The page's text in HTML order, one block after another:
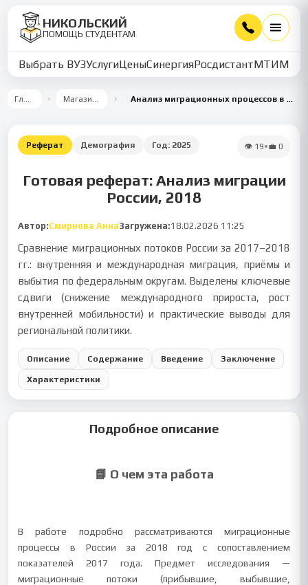
НИКОЛЬСКИЙ
ПОМОЩЬ СТУДЕНТАМ
Выбрать ВУЗУслугиЦеныСинергияРосдистантМТИММУ
Главная Магазин работ Анализ миграционных процессов в России в 2018 году
Реферат Демография Год: 2025 👁 19•💼 0
Готовая реферат: Анализ миграции
России, 2018
Автор:Смирнова АннаЗагружена:18.02.2026 11:25
Сравнение миграционных потоков России за 2017–2018
гг.: внутренняя и международная миграция, приёмы и
выбытия по федеральным округам. Выделены ключевые
сдвиги (снижение международного прироста, рост
внутренней мобильности) и практические выводы для
региональной политики.
Описание Содержание Введение Заключение
Характеристики
Подробное описание
📘 О чем эта работа
В работе подробно рассматриваются миграционные
процессы в России за 2018 год с сопоставлением
показателей 2017 года. Предмет исследования —
миграционные потоки (прибывшие, выбывшие,